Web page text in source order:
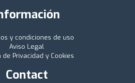
y condiciones de uso
Aviso Legal
de Privacidad y Cookies
Contact